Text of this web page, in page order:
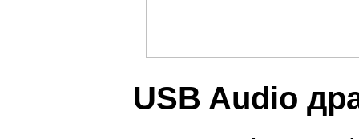
USB Audio